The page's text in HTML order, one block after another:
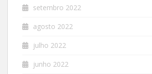
setembro 2022
agosto 2022
julho 2022
junho 2022